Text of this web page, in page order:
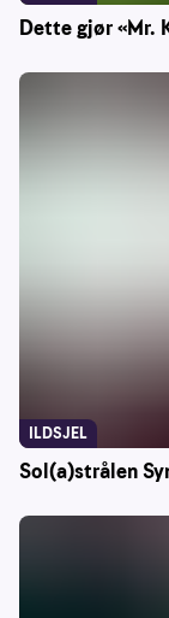
Dette gjør «Mr.
Sol(a)strålen
ILDSJEL